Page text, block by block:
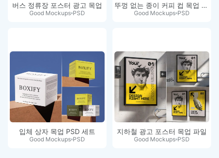
버스 정류장 포스터 광고 목업
Good Mockups PSD
뚜껑 없는 종이 커피 컵 목업 세트
Good Mockups PSD
입체 상자 목업 PSD 세트
Good Mockups PSD
지하철 광고 포스터 목업 파일
Good Mockups PSD